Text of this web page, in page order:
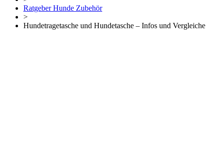
Ratgeber Hunde Zubehör
>
Hundetragetasche und Hundetasche – Infos und Vergleiche